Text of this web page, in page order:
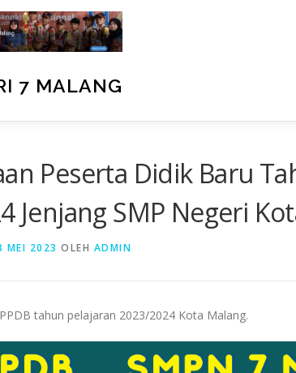
7 MALANG
Peserta Didik Baru
Jenjang SMP Negeri
MEI 2023 OLEH ADMIN
tahun pelajaran 2023/2024 Kota Malang.